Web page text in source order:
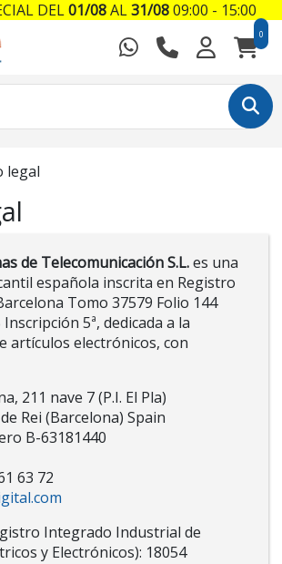
0
legal
de Telecomunicación S.L.es una
española inscrita en Registro
Tomo 37579 Folio 144
5ª, dedicada a la
artículos electrónicos, con
211 nave 7 (P.I. El Pla)
Rei (Barcelona) Spain
B-63181440
63 72
Integrado Industrial de
y Electrónicos): 18054
DEL01/08AL31/0809:00 - 15:00